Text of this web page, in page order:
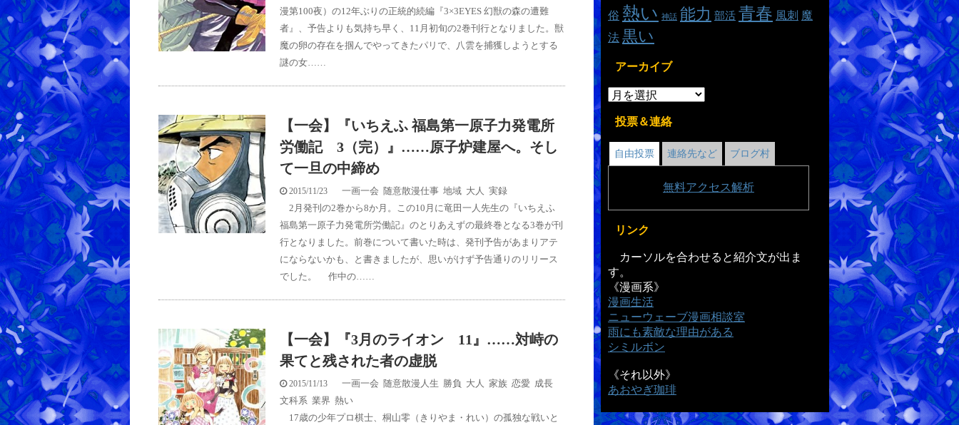
漫第100夜）の12年ぶりの正統的続編『3×3EYES 幻獣の森の遭難
者』、予告よりも気持ち早く、11月初旬の2巻刊行となりました。獣
魔の卵の存在を掴んでやってきたパリで、八雲を捕獲しようとする
謎の女……
【一会】『いちえふ 福島第一原子力発電所
労働記 3（完）』……原子炉建屋へ。そし
て一旦の中締め
2015/11/23 一画一会 随意散漫仕事 地域 大人 実録
2月発刊の2巻から8か月。この10月に竜田一人先生の『いちえふ
福島第一原子力発電所労働記』のとりあえずの最終巻となる3巻が刊
行となりました。前巻について書いた時は、発刊予告があまりアテ
にならないかも、と書きましたが、思いがけず予告通りのリリース
でした。 作中の……
【一会】『3月のライオン 11』……対峙の
果てと残された者の虚脱
2015/11/13 一画一会 随意散漫 人生 勝負 大人 家族 恋愛 成長
文科系 業界 熱い
17歳の少年プロ棋士、桐山零（きりやま・れい）の孤独な戦いと
俗 熱い 神話 能力 部活 青春 風刺 魔
法 黒い
アーカイブ
投票＆連絡
自由投票 連絡先など ブログ村
無料アクセス解析
リンク
カーソルを合わせると紹介文が出ま
す。
《漫画系》
漫画生活
ニューウェーブ漫画相談室
雨にも素敵な理由がある
シミルボン
《それ以外》
あおやぎ珈琲